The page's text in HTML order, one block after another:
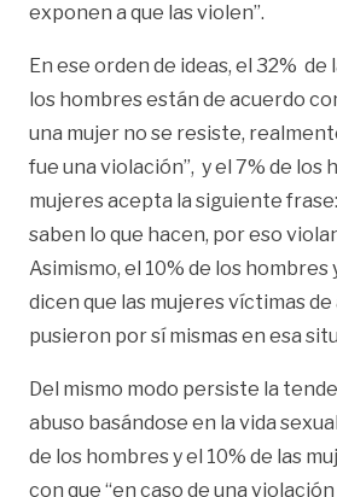
exponen a que las violen”.
En ese orden de ideas, el 32% de
los hombres están de acuerdo
una mujer no se resiste,
fue una violación”, y el 7% de los
mujeres acepta la siguiente
saben lo que hacen, por eso
Asimismo, el 10% de los hombres
dicen que las mujeres víctimas de
pusieron por sí mismas en esa
Del mismo modo persiste la
abuso basándose en la vida
de los hombres y el 10% de las
con que “en caso de una